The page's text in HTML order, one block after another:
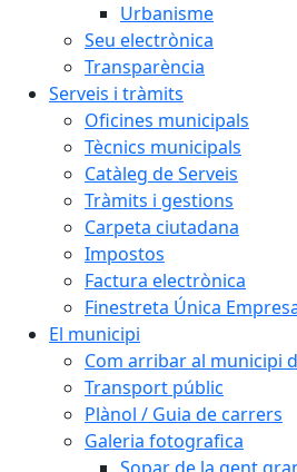
Urbanisme
Seu electrònica
Transparència
Serveis i tràmits
Oficines municipals
Tècnics municipals
Catàleg de Serveis
Tràmits i gestions
Carpeta ciutadana
Impostos
Factura electrònica
Finestreta Única
El municipi
Com arribar al municipi
Transport públic
Plànol / Guia de carrers
Galeria fotografica